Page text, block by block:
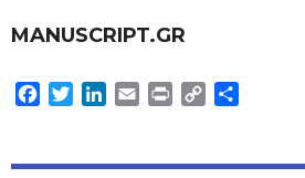
MANUSCRIPT.GR
Facebook
TwitterLinkedIn
EmailPrint Copy